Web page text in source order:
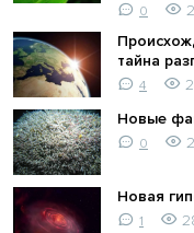
0
тайна
4
Новые
0
Новая
1